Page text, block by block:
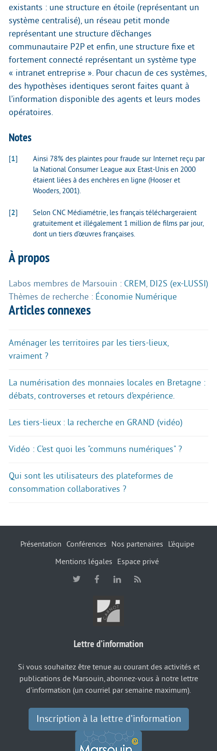
existants : une structure en étoile (représentant un
système centralisé), un réseau petit monde
représentant une structure d’échanges
communautaire P2P et enfin, une structure fixe et
fortement connecté représentant un système type
« intranet entreprise ». Pour chacun de ces systèmes,
des hypothèses identiques seront faites quant à
l’information disponible des agents et leurs modes
opératoires.
Notes
[1]
Ainsi 78% des plaintes pour fraude sur Internet reçu par
la National Consumer League aux Etast-Unis en 2000
étaient liées à des enchères en ligne (Hooser et
Wooders, 2001).
[2]
Selon CNC Médiamétrie, les français téléchargeraient
gratuitement et illégalement 1 million de films par jour,
dont un tiers d’œuvres françaises.
À propos
Labos membres de Marsouin : CREM DI2S (ex-LUSSI)
Thèmes de recherche : Économie Numérique
Articles connexes
Aménager les territoires par les tiers-lieux,
vraiment ?
La numérisation des monnaies locales en Bretagne :
débats, controverses et retours d’expérience.
Les tiers-lieux : la recherche en GRAND (vidéo)
Vidéo : C’est quoi les "communs numériques" ?
Qui sont les utilisateurs des plateformes de
consommation collaboratives ?
Présentation Conférences Nos partenaires
L’équipe
Mentions légales
Espace privé
Lettre d’information
Si vous souhaitez être tenue au courant des activités et
publications de Marsouin, abonnez-vous à notre lettre
d’information (un courriel par semaine maximum).
Inscription à la lettre d’information